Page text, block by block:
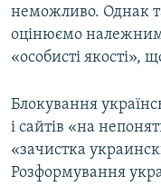
неможливо. Однак
оцінюємо
«особисті якості»,
Блокування
і сайтів «на
«зачистка
Розформування